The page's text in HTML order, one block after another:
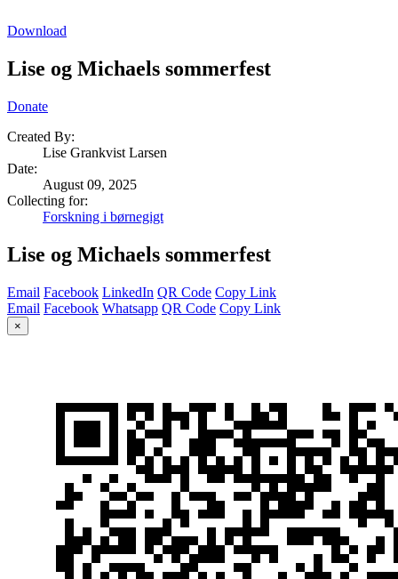
Download
Lise og Michaels sommerfest
Donate
Created By:
Lise Grankvist Larsen
Date:
August 09, 2025
Collecting for:
Forskning i børnegigt
Lise og Michaels sommerfest
Email Facebook LinkedIn QR Code Copy Link
Email Facebook Whatsapp QR Code Copy Link
×